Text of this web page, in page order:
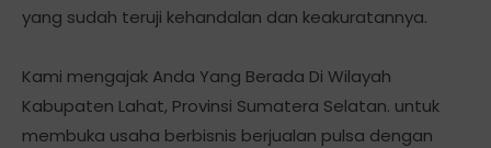
yang sudah teruji kehandalan dan keakuratannya.
Kami mengajak Anda Yang Berada Di Wilayah
Kabupaten Lahat, Provinsi Sumatera Selatan. untuk
membuka usaha berbisnis berjualan pulsa dengan